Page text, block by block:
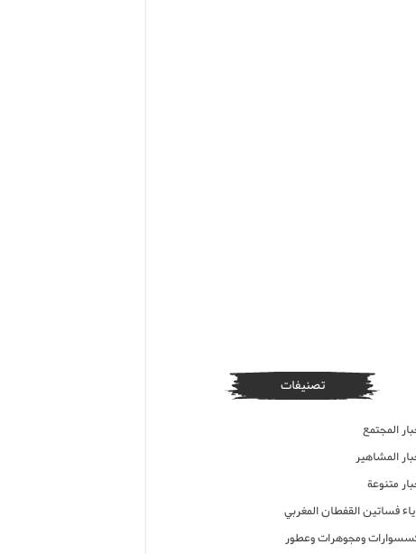
تصنيفات
المجتمع
المشاهير
متنوعة
فساتين القفطان المغربي
ومجوهرات وعطور